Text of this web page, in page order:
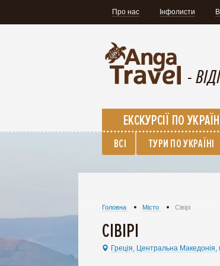
Про нас Інфолисти
-
ЕКСКУРСІЇ ПО
ВСІ ТУРИ ПО УКРАЇНІ
Головна Місто Сівірі
СІВІРІ
Греція, Центральна Македонія,